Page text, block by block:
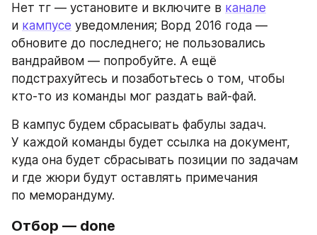
Нет тг — установите и включите в канале
и кампусе уведомления; Ворд 2016 года —
обновите до последнего; не пользовались
вандрайвом — попробуйте. А ещё
подстрахуйтесь и позаботьтесь о том, чтобы
кто-то из команды мог раздать вай-фай.
В кампус будем сбрасывать фабулы задач.
У каждой команды будет ссылка на документ,
куда она будет сбрасывать позиции по задачам
и где жюри будут оставлять примечания
по меморандуму.
Отбор — done